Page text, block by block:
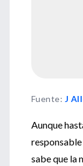
Fuente: J
Aunque
responsable
sabe que la